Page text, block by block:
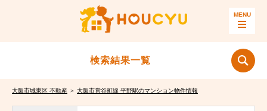
検索結果一覧
大阪市城東区 不動産 ＞ 大阪市営谷町線 平野駅のマンション物件情報